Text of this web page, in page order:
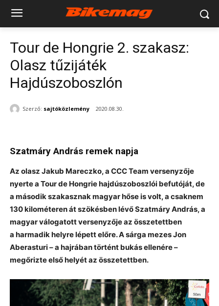
Tour de Hongrie 2. szakasz:
Olasz tűzijáték
Hajdúszoboszlón
Szerző: sajtóközlemény 2020.08.30.
Szatmáry András remek napja
Az olasz Jakub Mareczko, a CCC Team versenyzője
nyerte a Tour de Hongrie hajdúszoboszlói befutóját, de
a második szakasznak magyar hőse is volt, a csaknem
130 kilométeren át szökésben lévő Szatmáry András, a
magyar válogatott versenyzője az összetettben
a harmadik helyre lépett előre. A sárga mezes Jon
Aberasturi – a hajrában történt bukás ellenére –
megőrizte első helyét az összetettben.